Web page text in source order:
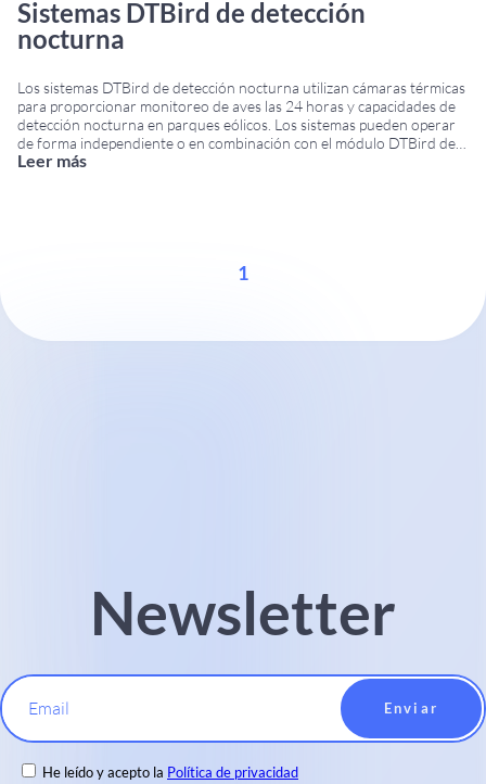
Sistemas DTBird de detección
nocturna
Los sistemas DTBird de detección nocturna utilizan cámaras térmicas
para proporcionar monitoreo de aves las 24 horas y capacidades de
detección nocturna en parques eólicos. Los sistemas pueden operar
de forma independiente o en combinación con el módulo DTBird de
detección diurna para ofrecer monitoreo ambiental continuo bajo
Leer más
1
Newsletter
Email
He leído y acepto la Política de privacidad